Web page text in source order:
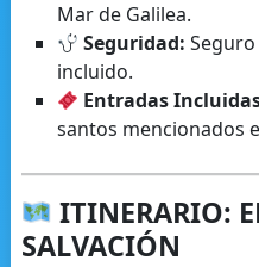
Mar de Galilea.
Seguridad:
incluido.
Entradas
santos mencionados
ITINERARIO:
SALVACIÓN